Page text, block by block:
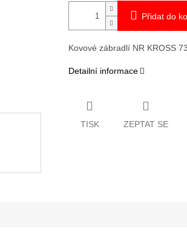
Přidat do
Kovové zábradlí NR KROSS
Detailní informace
TISK ZEPTAT SE